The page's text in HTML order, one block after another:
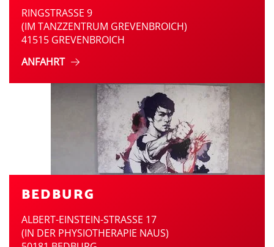
RINGSTRASSE 9
(IM TANZZENTRUM GREVENBROICH)
41515 GREVENBROICH
ANFAHRT
BEDBURG
ALBERT-EINSTEIN-STRASSE 17
(IN DER PHYSIOTHERAPIE NAUS)